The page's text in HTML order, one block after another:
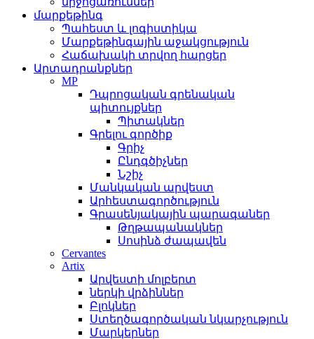
մարքեթինգ
Պահեստ և լոգիստիկա
Մարքեթինգային աջակցություն
Հաճախակի տրվող հարցեր
Արտադրանքներ
MP
Դպրոցական գրենական
պիտույքներ
Պիտակներ
Գրելու գործիք
Գրիչ
Ընդգծիչներ
Նշիչ
Մանկական արվեստ
Արհեստագործություն
Գրասենյակային պարագաներ
Թղթապանակներ
Սոսինձ ժապավեն
Cervantes
Artix
Արվեստի մոլբերտ
ներկի վրձիններ
Բլոկներ
Ստեղծագործական նկարչություն
Մարկերներ